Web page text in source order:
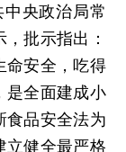
央政治局常
批示指出：
命安全，吃得
是全面建成小
食品安全法为
立健全最严格